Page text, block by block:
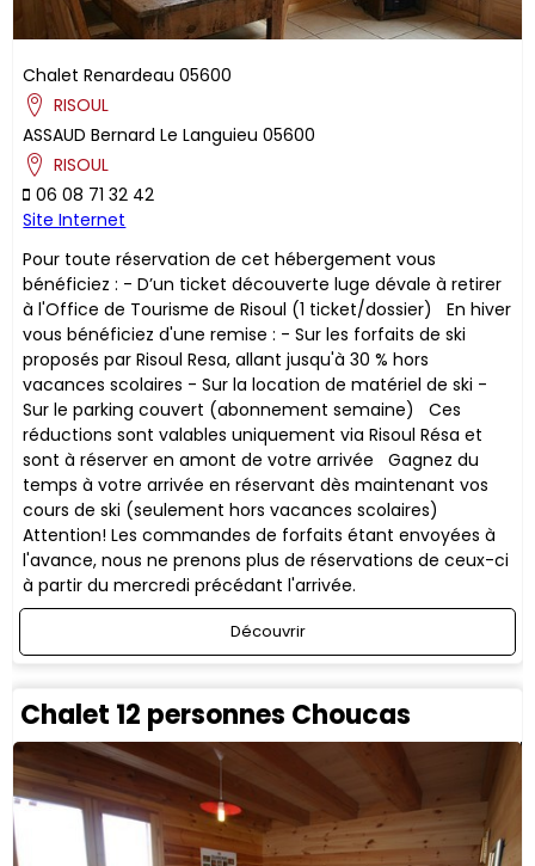
Chalet Renardeau 05600
RISOUL
ASSAUD Bernard Le Languieu 05600
RISOUL
06 08 71 32 42
Site Internet
Pour toute réservation de cet hébergement vous
bénéficiez : - D’un ticket découverte luge dévale à retirer
à l'Office de Tourisme de Risoul (1 ticket/dossier) En hiver
vous bénéficiez d'une remise : - Sur les forfaits de ski
proposés par Risoul Resa, allant jusqu'à 30 % hors
vacances scolaires - Sur la location de matériel de ski -
Sur le parking couvert (abonnement semaine) ​Ces
réductions sont valables uniquement via Risoul Résa et
sont à réserver en amont de votre arrivée Gagnez du
temps à votre arrivée en réservant dès maintenant vos
cours de ski (seulement hors vacances scolaires)
Attention! Les commandes de forfaits étant envoyées à
l'avance, nous ne prenons plus de réservations de ceux-ci
à partir du mercredi précédant l'arrivée.
Découvrir
Chalet 12 personnes Choucas